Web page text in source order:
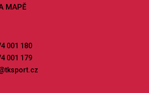
MAPĚ
001 180
001 179